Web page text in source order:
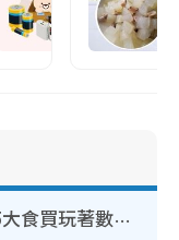
【8月生日優惠2026】全港85大食買玩著數攻略 自助餐/火鍋放題同行免費＋誠品/DONKI送現金券